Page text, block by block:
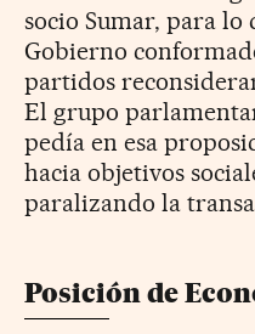
socio Sumar, para
Gobierno
partidos
El grupo
pedía en esa
hacia objetivos
paralizando la
Posición de